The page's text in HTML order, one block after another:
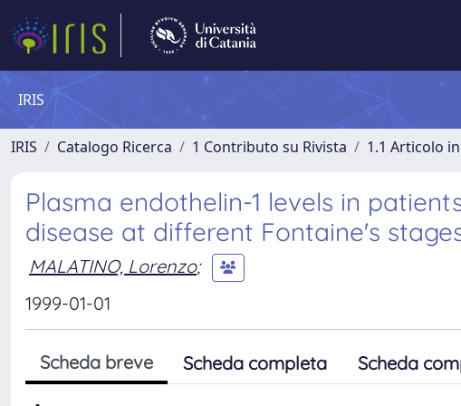
IRIS
IRIS Catalogo Ricerca 1 Contributo su Rivista 1.1 Articolo
Plasma endothelin-1 levels in
disease at different Fontaine's
MALATINO, Lorenzo;
1999-01-01
Scheda breve Scheda completa Scheda